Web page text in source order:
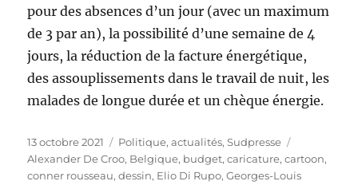
pour des absences d’un jour (avec un maximum
de 3 par an), la possibilité d’une semaine de 4
jours, la réduction de la facture énergétique,
des assouplissements dans le travail de nuit, les
malades de longue durée et un chèque énergie.
Publié
le
13 octobre 2021 Catégories
Politique, actualités,Sudpresse
Alexander De Croo, Belgique, budget,caricature,cartoon,
conner rousseau,dessin, Elio Di Rupo,Georges-Louis